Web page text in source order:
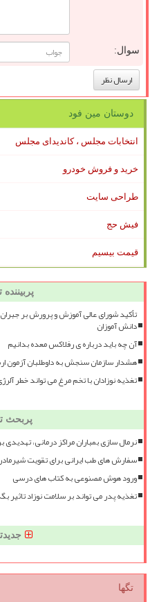
سوال:
دوستان مین فود
انتخابات مجلس ، کاندیدای مجلس
خرید و فروش خودرو
طراحی سایت
فیش حج
قیمت بیسیم
تأکید شورای عالی آموزش و پرورش بر
دانش آموزان
آن چه باید درباره ی رفلاکس معده بدانیم
هشدار سازمان سنجش به داوطلبان آزمون
تغذیه نوزادان با تخم مرغ می تواند خطر
پربحث
نرمال سازی بمباران مراکز درمانی،
سفارش های طب ایرانی برای تقویت
ورود هوش مصنوعی به کتاب های درسی
تغذیه پدر می تواند بر سلامت نوزاد تاثیر
تگها